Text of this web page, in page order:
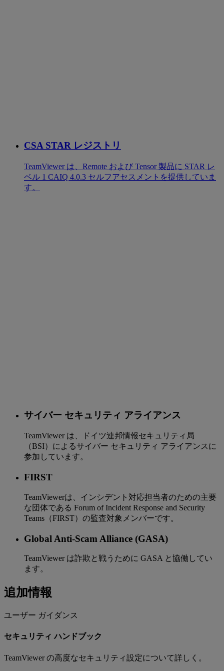
CSA STAR レジストリ
TeamViewer は、Remote および Tensor 製品に STAR レ
ベル 1 CAIQ 4.0.3 セルフアセスメントを提供していま
す。
サイバー セキュリティ アライアンス
TeamViewer は、ドイツ連邦情報セキュリティ局
（BSI）によるサイバー セキュリティ アライアンスに
参加しています。
FIRST
TeamViewerは、インシデント対応担当者のための主要
な団体である Forum of Incident Response and Security
Teams（FIRST）の監査対象メンバーです。
Global Anti-Scam Alliance (GASA)
TeamViewer は詐欺と戦うために GASA と協働してい
ます。
追加情報
ユーザー ガイダンス
セキュリティ ハンドブック
TeamViewer の高度なセキュリティ設定について詳しく。